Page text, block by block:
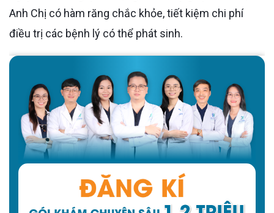
Anh Chị có hàm răng chắc khỏe, tiết kiệm chi phí
điều trị các bệnh lý có thể phát sinh.